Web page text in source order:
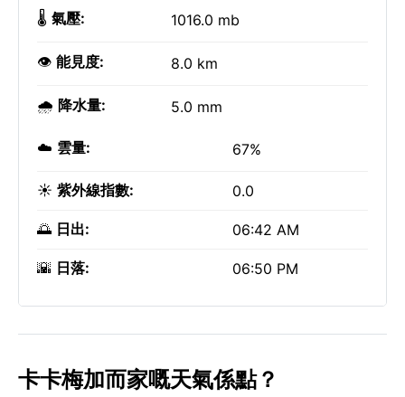
🌡️ 氣壓: 1016.0 mb
👁️ 能見度: 8.0 km
🌧️ 降水量: 5.0 mm
☁️ 雲量: 67%
☀️ 紫外線指數: 0.0
🌅 日出: 06:42 AM
🌇 日落: 06:50 PM
卡卡梅加而家嘅天氣係點？